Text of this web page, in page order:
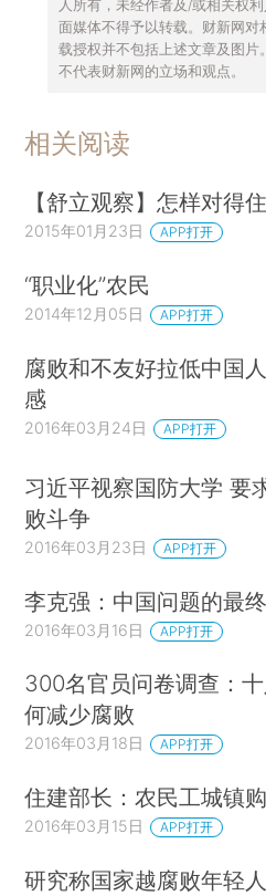
人所有，未经作者及/或相关权
面媒体不得予以转载。财新网对
载授权并不包括上述文章及图片
不代表财新网的立场和观点。
相关阅读
【舒立观察】怎样对得
2015年01月23日 APP打开
“职业化”农民
2014年12月05日 APP打开
腐败和不友好拉低中国
感
2016年03月24日 APP打开
习近平视察国防大学 要
败斗争
2016年03月23日 APP打开
李克强：中国问题的最
2016年03月16日 APP打开
300名官员问卷调查：
何减少腐败
2016年03月18日 APP打开
住建部长：农民工城镇
2016年03月15日 APP打开
研究称国家越腐败年轻